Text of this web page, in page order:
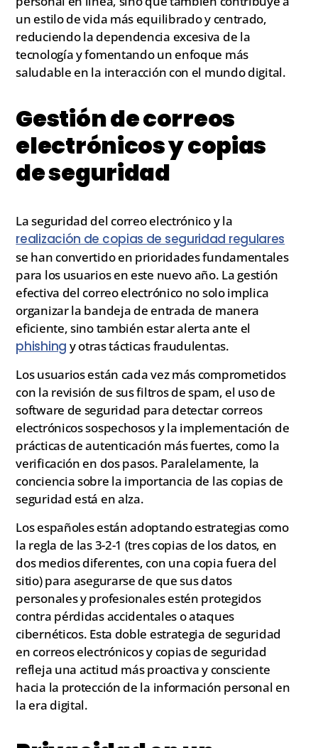
un estilo de vida más equilibrado y centrado,
reduciendo la dependencia excesiva de la
tecnología y fomentando un enfoque más
saludable en la interacción con el mundo digital.
Gestión de correos
electrónicos y copias
de seguridad
La seguridad del correo electrónico y la
realización de copias de seguridad regulares
se han convertido en prioridades fundamentales
para los usuarios en este nuevo año. La gestión
efectiva del correo electrónico no solo implica
organizar la bandeja de entrada de manera
eficiente, sino también estar alerta ante el
phishing y otras tácticas fraudulentas.
Los usuarios están cada vez más comprometidos
con la revisión de sus filtros de spam, el uso de
software de seguridad para detectar correos
electrónicos sospechosos y la implementación de
prácticas de autenticación más fuertes, como la
verificación en dos pasos. Paralelamente, la
conciencia sobre la importancia de las copias de
seguridad está en alza.
Los españoles están adoptando estrategias como
la regla de las 3-2-1 (tres copias de los datos, en
dos medios diferentes, con una copia fuera del
sitio) para asegurarse de que sus datos
personales y profesionales estén protegidos
contra pérdidas accidentales o ataques
cibernéticos. Esta doble estrategia de seguridad
en correos electrónicos y copias de seguridad
refleja una actitud más proactiva y consciente
hacia la protección de la información personal en
la era digital.